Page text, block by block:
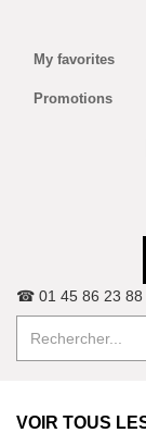
My favorites
Promotions
☎ 01 45 86 23 88
VOIR TOUS